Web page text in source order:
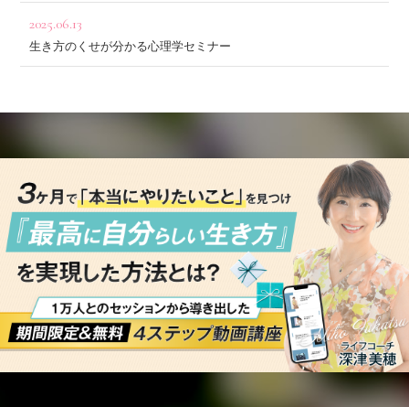
2025.06.13
生き方のくせが分かる心理学セミナー